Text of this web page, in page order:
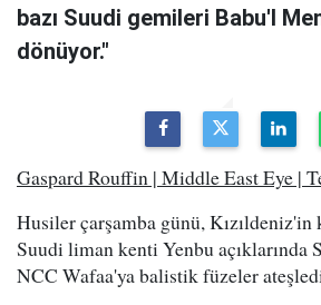
bazı Suudi gemileri Babu'l
dönüyor."
Gaspard Rouffin | Middle East Eye |
Husiler çarşamba günü,
Suudi liman kenti Yenbu açıklarında
NCC Wafaa'ya balistik füzeler